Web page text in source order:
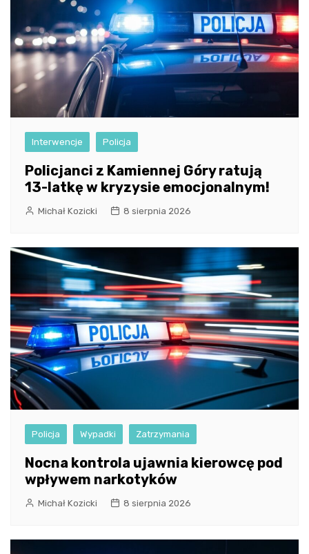
Interwencje Policja
Policjanci z Kamiennej Góry ratują
13-latkę w kryzysie emocjonalnym!
Michał Kozicki 8 sierpnia 2026
Policja Wypadki Zatrzymania
Nocna kontrola ujawnia kierowcę pod
wpływem narkotyków
Michał Kozicki 8 sierpnia 2026